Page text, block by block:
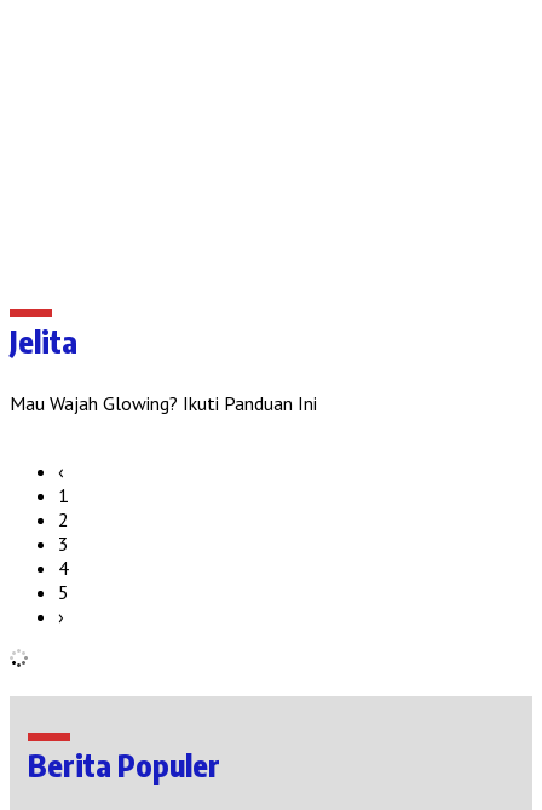
Jelita
Mau Wajah Glowing? Ikuti Panduan Ini
‹
1
2
3
4
5
›
Berita Populer